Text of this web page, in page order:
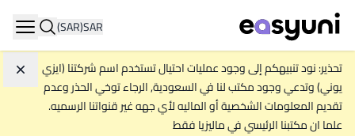
SAR
(SAR)
تحذير: نود تنبيهكم إلى وجود عمليات احتيال تستخدم اسم شركتنا (ايزي
يوني) وتدعي وجود مكتب لنا في السعودية, الرجاء توخي الحذر وعدم
تقديم المعلومات الشخصية أو الماليه لأي جهه غير قنواتنا الرسميه.
علما ان مكتبنا الرئيسي في ماليزيا فقط
تجاهل